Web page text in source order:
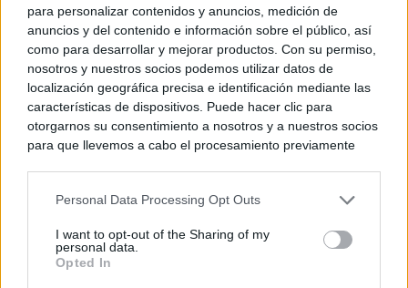
para personalizar contenidos y anuncios, medición de
anuncios y del contenido e información sobre el público, así
como para desarrollar y mejorar productos. Con su permiso,
nosotros y nuestros socios podemos utilizar datos de
localización geográfica precisa e identificación mediante las
características de dispositivos. Puede hacer clic para
otorgarnos su consentimiento a nosotros y a nuestros socios
para que llevemos a cabo el procesamiento previamente
negar su consentimiento. Tenga en cuenta que algún
de su consentimiento, pero usted tiene el derecho de
rechazar tal procesamiento. Sus preferencias se aplicarán
Personal Data Processing Opt Outs
I want to opt-out of the Sharing of my
personal data.
Opted In